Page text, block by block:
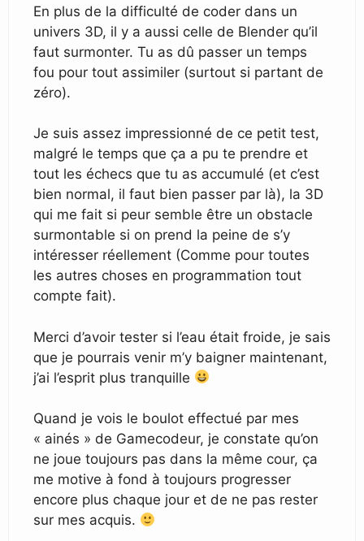
En plus de la difficulté de coder dans un
univers 3D, il y a aussi celle de Blender qu’il
faut surmonter. Tu as dû passer un temps
fou pour tout assimiler (surtout si partant de
zéro).
Je suis assez impressionné de ce petit test,
malgré le temps que ça a pu te prendre et
tout les échecs que tu as accumulé (et c’est
bien normal, il faut bien passer par là), la 3D
qui me fait si peur semble être un obstacle
surmontable si on prend la peine de s’y
intéresser réellement (Comme pour toutes
les autres choses en programmation tout
compte fait).
Merci d’avoir tester si l’eau était froide, je sais
que je pourrais venir m’y baigner maintenant,
j’ai l’esprit plus tranquille
Quand je vois le boulot effectué par mes
« ainés » de Gamecodeur, je constate qu’on
ne joue toujours pas dans la même cour, ça
me motive à fond à toujours progresser
encore plus chaque jour et de ne pas rester
sur mes acquis.